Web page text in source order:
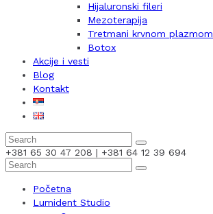
Hijaluronski fileri
Mezoterapija
Tretmani krvnom plazmom
Botox
Akcije i vesti
Blog
Kontakt
+381 65 30 47 208 | +381 64 12 39 694
Početna
Lumident Studio